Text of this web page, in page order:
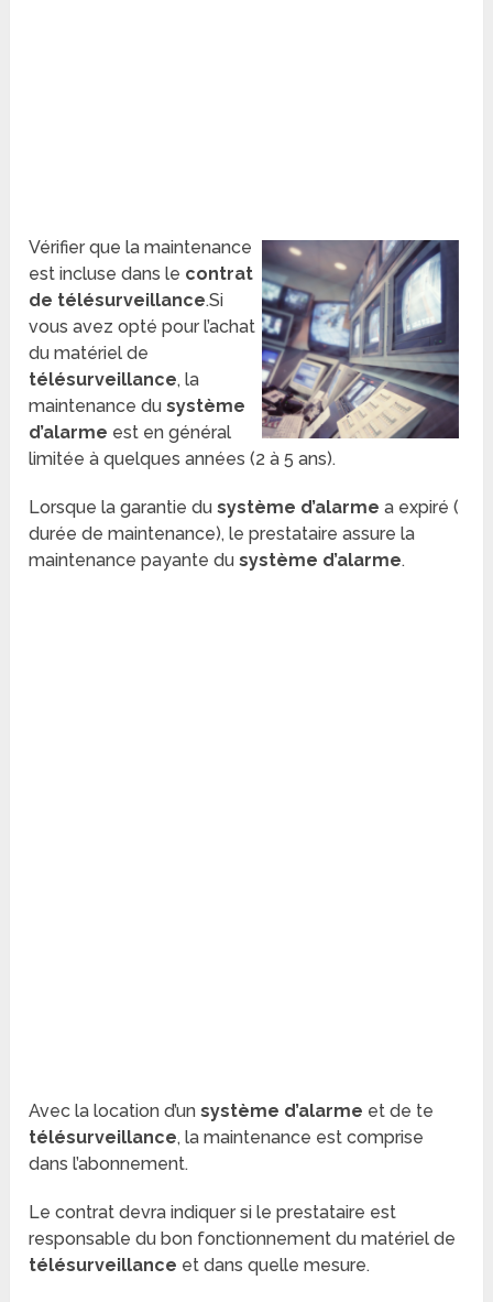
Vérifier que la maintenance
est incluse dans le contrat
de télésurveillance.Si
vous avez opté pour l’achat
du matériel de
télésurveillance, la
maintenance du système
d’alarme est en général
limitée à quelques années (2 à 5 ans).
Lorsque la garantie dusystème d’alarme a expiré (
durée de maintenance), le prestataire assure la
maintenance payante dusystème d’alarme.
Avec la location d’unsystème d’alarme et de te
télésurveillance, la maintenance est comprise
dans l’abonnement.
Le contrat devra indiquer si le prestataire est
responsable du bon fonctionnement du matériel de
télésurveillance et dans quelle mesure.